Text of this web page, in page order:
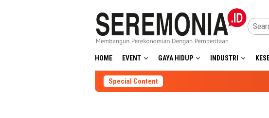
HOME EVENT GAYA HIDUP INDUSTRI
Special Content